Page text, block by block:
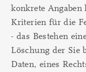
konkrete
Kriterien für die
- das Bestehen
Löschung der Sie
Daten, eines